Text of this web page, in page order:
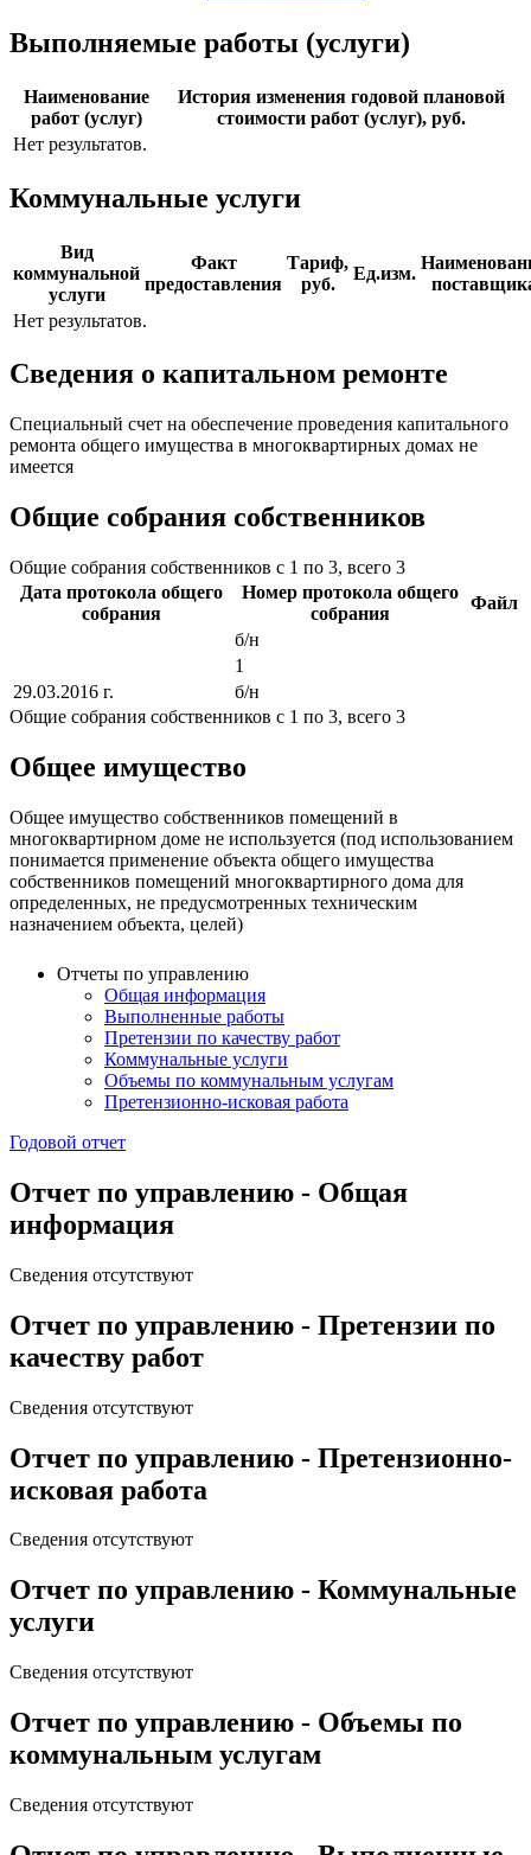
Выполняемые работы (услуги)
Наименование
работ (услуг)
История изменения годовой плановой
стоимости работ (услуг), руб.
Нет результатов.
Коммунальные услуги
Вид
коммунальной
услуги
Факт
предоставления
Тариф,
руб.
Ед.изм.
Нет результатов.
Сведения о капитальном ремонте
Специальный счет на обеспечение проведения капитального
ремонта общего имущества в многоквартирных домах не
имеется
Общие собрания собственников
Общие собрания собственников с 1 по 3, всего 3
Дата протокола общего
собрания
Номер протокола общего
собрания
Файл
б/н
1
29.03.2016 г.
б/н
Общие собрания собственников с 1 по 3, всего 3
Общее имущество
Общее имущество собственников помещений в
многоквартирном доме не используется (под использованием
понимается применение объекта общего имущества
собственников помещений многоквартирного дома для
определенных, не предусмотренных техническим
назначением объекта, целей)
Отчеты по управлению
Общая информация
Выполненные работы
Претензии по качеству работ
Коммунальные услуги
Объемы по коммунальным услугам
Претензионно-исковая работа
Годовой отчет
Отчет по управлению - Общая
информация
Сведения отсутствуют
Отчет по управлению - Претензии по
качеству работ
Сведения отсутствуют
Отчет по управлению - Претензионно-
исковая работа
Сведения отсутствуют
Отчет по управлению - Коммунальные
услуги
Сведения отсутствуют
Отчет по управлению - Объемы по
коммунальным услугам
Сведения отсутствуют